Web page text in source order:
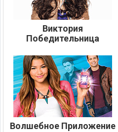
Виктория
Победительница
Волшебное Приложение